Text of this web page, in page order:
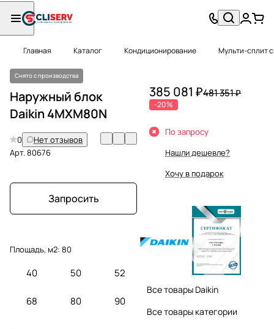
Главная Каталог Кондиционирование Мульти-сплит
Снято с производства
Наружный блок
Daikin 4MXM80N
0
Нет отзывов
Арт.80676
Запросить
Площадь, м2: 80
40 50 52
68 80 90
385 081 ₽481 351 ₽
-20%
По запросу
Нашли дешевле?
Хочу в подарок
Все товары Daikin
Все товары категории